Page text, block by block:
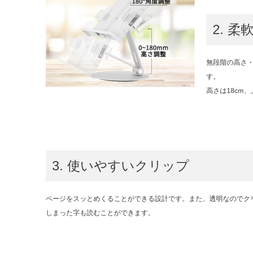
2. 柔
無段階の高さ
す。
高さは18cm、
3. 使いやすいクリップ
ページをスッとめくることができる設計です。また、透明なのでク
しまった字も読むことができます。